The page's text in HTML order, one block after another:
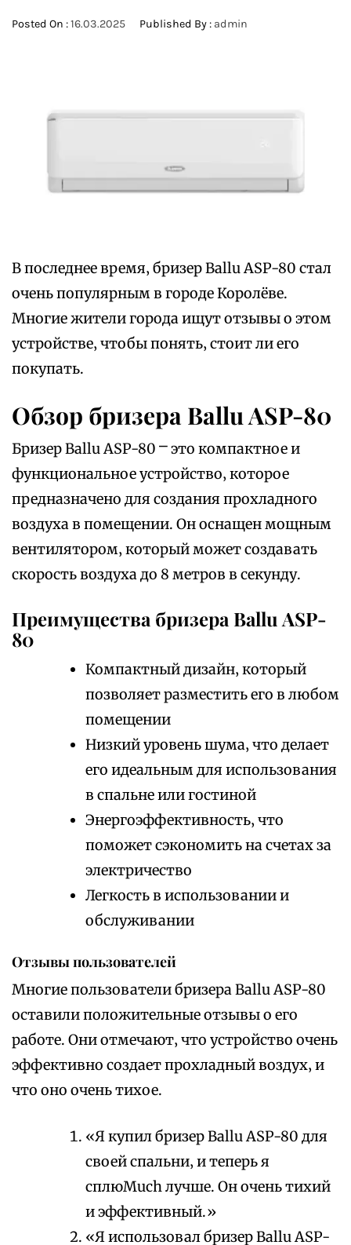
Posted On :16.03.2025 Published By : admin
В последнее время‚ бризер Ballu ASP-80 стал
очень популярным в городе Королёве.
Многие жители города ищут отзывы о этом
устройстве‚ чтобы понять‚ стоит ли его
покупать.
Обзор бризера Ballu ASP-80
Бризер Ballu ASP-80 ⎻ это компактное и
функциональное устройство‚ которое
предназначено для создания прохладного
воздуха в помещении. Он оснащен мощным
вентилятором‚ который может создавать
скорость воздуха до 8 метров в секунду.
Преимущества бризера Ballu ASP-
80
Компактный дизайн‚ который
позволяет разместить его в любом
помещении
Низкий уровень шума‚ что делает
его идеальным для использования
в спальне или гостиной
Энергоэффективность‚ что
поможет сэкономить на счетах за
электричество
Легкость в использовании и
обслуживании
Отзывы пользователей
Многие пользователи бризера Ballu ASP-80
оставили положительные отзывы о его
работе. Они отмечают‚ что устройство очень
эффективно создает прохладный воздух‚ и
что оно очень тихое.
«Я купил бризер Ballu ASP-80 для
своей спальни‚ и теперь я
сплюMuch лучше. Он очень тихий
и эффективный.»
«Я использовал бризер Ballu ASP-